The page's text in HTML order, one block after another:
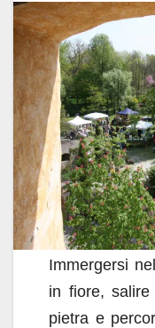
c
e
b
o
o
k
at
s
A
p
p
Immergersi
in fiore,
pietra e